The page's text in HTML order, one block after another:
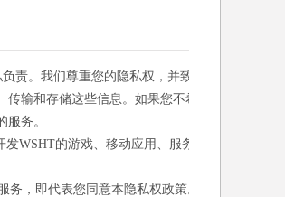
责。我们尊重您的隐私权，并致
输和存储这些信息。如果您不希
务。
WSHT的游戏、移动应用、服务
，即代表您同意本隐私权政策。